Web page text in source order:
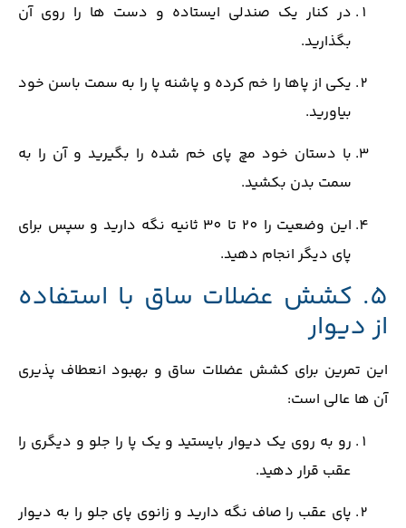
در کنار یک صندلی ایستاده و دست‌ ها را روی آن
بگذارید.
یکی از پاها را خم کرده و پاشنه پا را به سمت باسن خود
بیاورید.
با دستان خود مچ پای خم شده را بگیرید و آن را به
سمت بدن بکشید.
این وضعیت را 20 تا 30 ثانیه نگه دارید و سپس برای
پای دیگر انجام دهید.
5. کشش عضلات ساق با استفاده
از دیوار
این تمرین برای کشش عضلات ساق و بهبود انعطاف ‌پذیری
آن‌ ها عالی است:
رو به ‌روی یک دیوار بایستید و یک پا را جلو و دیگری را
عقب قرار دهید.
پای عقب را صاف نگه دارید و زانوی پای جلو را به دیوار